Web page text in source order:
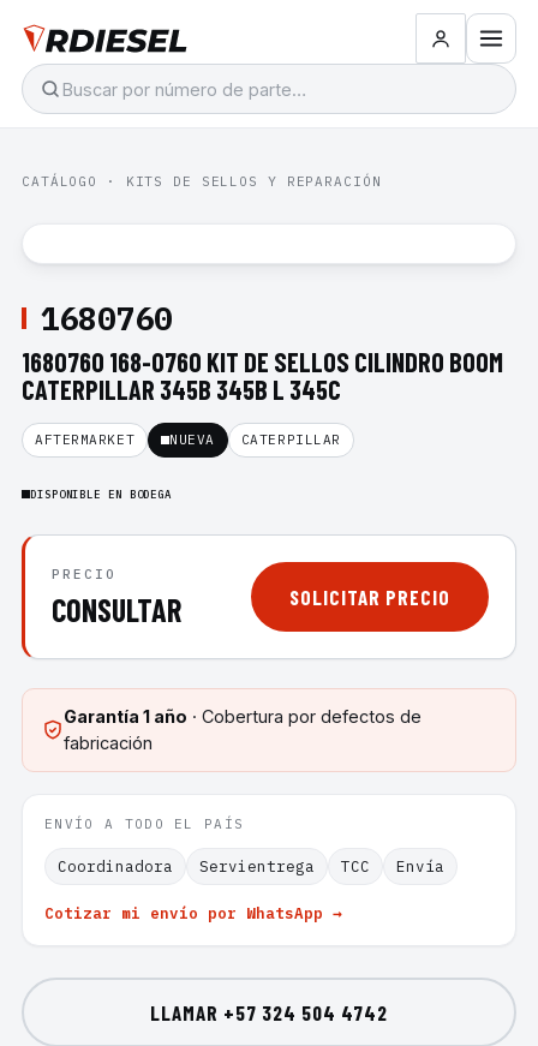
CATÁLOGO · KITS DE SELLOS Y REPARACIÓN
1680760
1680760 168-0760 KIT DE SELLOS CILINDRO BOOM
CATERPILLAR 345B 345B L 345C
AFTERMARKET NUEVA CATERPILLAR
DISPONIBLE EN BODEGA
PRECIO
CONSULTAR SOLICITAR PRECIO
Garantía 1 año · Cobertura por defectos de
fabricación
ENVÍO A TODO EL PAÍS
Coordinadora Servientrega TCC Envía
Cotizar mi envío por WhatsApp →
LLAMAR +57 324 504 4742